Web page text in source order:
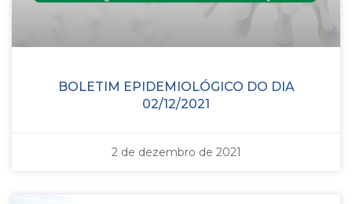
BOLETIM EPIDEMIOLÓGICO DO DIA
02/12/2021
2 de dezembro de 2021